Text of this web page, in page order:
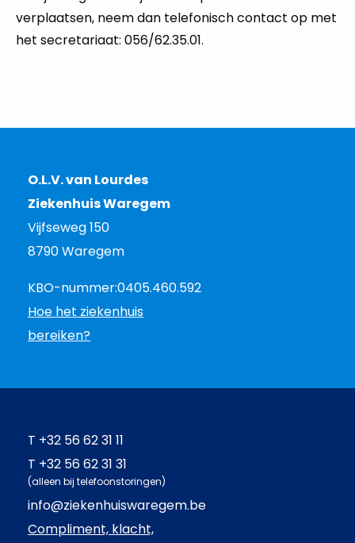
verplaatsen, neem dan telefonisch contact op met
het secretariaat: 056/62.35.01.
O.L.V. van Lourdes
Ziekenhuis Waregem
Vijfseweg 150
8790 Waregem
KBO-nummer:0405.460.592
Hoe het ziekenhuis
bereiken?
T +32 56 62 31 11
T +32 56 62 31 31
(alleen bij telefoonstoringen)
info@ziekenhuiswaregem.be
Compliment, klacht,